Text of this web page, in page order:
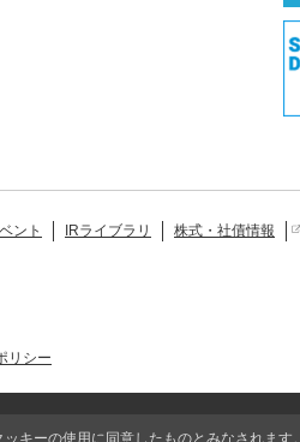
ント IRライブラリ 株式・社債情報
リシー
CO., LTD.
キーの使用に同意したものとみなされます。